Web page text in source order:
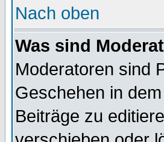
Nach oben
Was sind
Moderatoren sind
Geschehen in
Beiträge zu